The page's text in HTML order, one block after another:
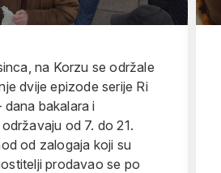
na Korzu se održale
dvije epizode serije Ri
bakalara i
od 7. do 21.
od zalogaja koji su
prodavao se po